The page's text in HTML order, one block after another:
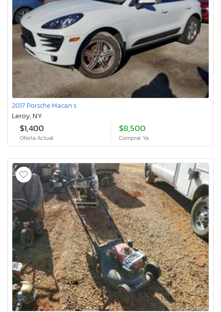
2017 Porsche Macan s
Leroy, NY
$1,400
Oferta Actual
$8,500
Comprar Ya